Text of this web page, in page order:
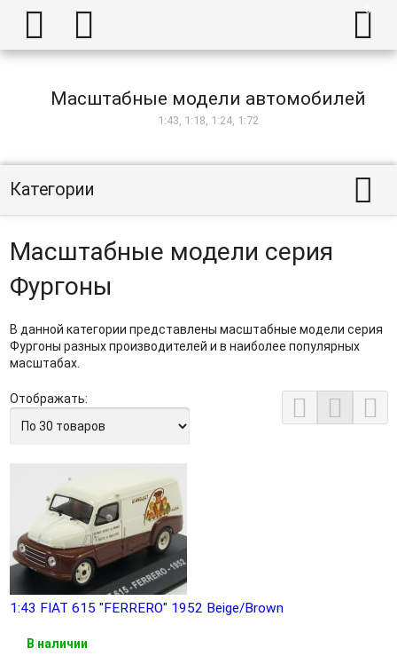
  
Масштабные модели автомобилей
1:43, 1:18, 1:24, 1:72
Категории 
Масштабные модели серия
Фургоны
В данной категории представлены масштабные модели серия
Фургоны разных производителей и в наиболее популярных
масштабах.
Отображать:   
1:43 FIAT 615 "FERRERO" 1952 Beige/Brown
В наличии